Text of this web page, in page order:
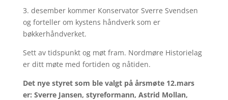
3. desember kommer Konservator Sverre Svendsen
og forteller om kystens håndverk som er
bøkkerhåndverket.
Sett av tidspunkt og møt fram. Nordmøre Historielag
er ditt møte med fortiden og nåtiden.
Det nye styret som ble valgt på årsmøte 12.mars
er: Sverre Jansen, styreformann, Astrid Mollan,